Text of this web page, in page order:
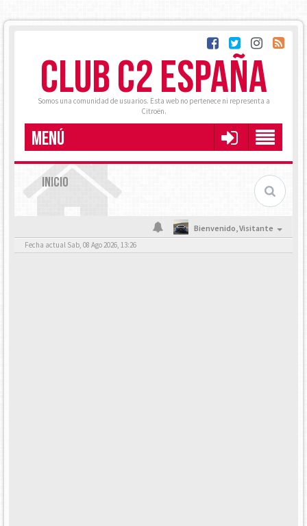
CLUB C2 ESPAÑA
Somos una comunidad de usuarios. Esta web no pertenece ni representa a
Citroën.
MENÚ
INICIO
Bienvenido,Visitante
Fecha actual Sab, 08 Ago 2026, 13:26